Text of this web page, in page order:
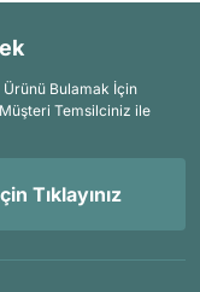
Ürünü Bulamak İçin
Temsilciniz ile
Tıklayınız